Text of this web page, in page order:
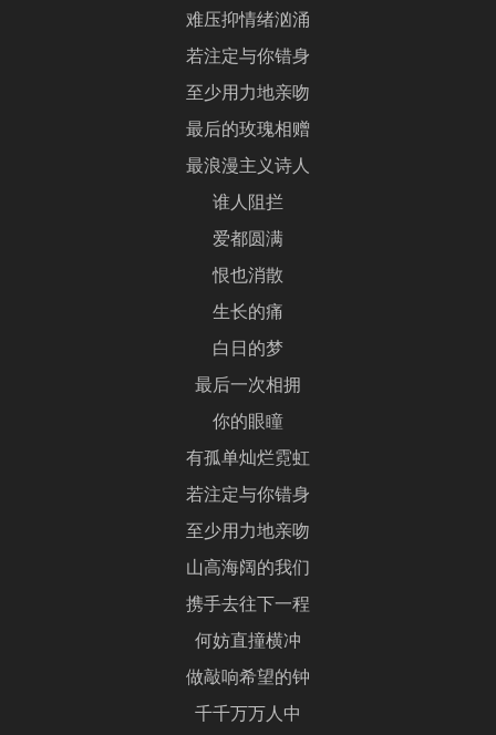
难压抑情绪汹涌
若注定与你错身
至少用力地亲吻
最后的玫瑰相赠
最浪漫主义诗人
谁人阻拦
爱都圆满
恨也消散
生长的痛
白日的梦
最后一次相拥
你的眼瞳
有孤单灿烂霓虹
若注定与你错身
至少用力地亲吻
山高海阔的我们
携手去往下一程
何妨直撞横冲
做敲响希望的钟
千千万万人中